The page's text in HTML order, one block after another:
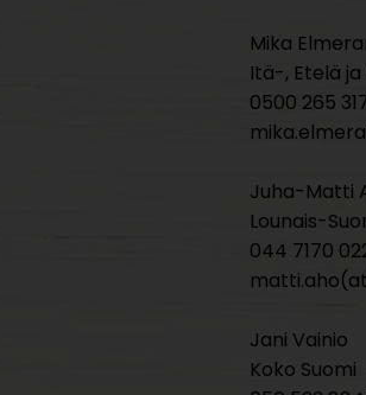
Mika
Itä-, Etelä
0500 265
Juha-Matti
Lounais-
044 7170
Jani Vainio
Koko Suomi